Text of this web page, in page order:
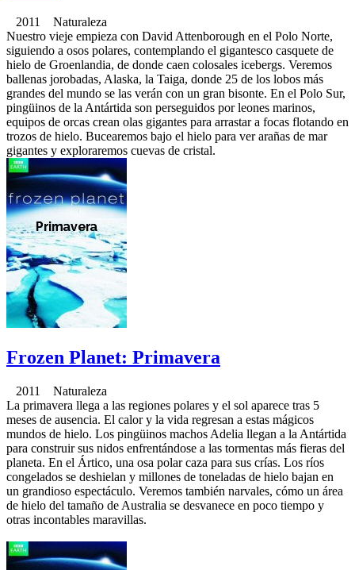
2011 Naturaleza
Nuestro vieje empieza con David Attenborough en el Polo Norte,
siguiendo a osos polares, contemplando el gigantesco casquete de
hielo de Groenlandia, de donde caen colosales icebergs. Veremos
ballenas jorobadas, Alaska, la Taiga, donde 25 de los lobos más
grandes del mundo se las verán con un gran bisonte. En el Polo Sur,
pingüinos de la Antártida son perseguidos por leones marinos,
equipos de orcas crean olas gigantes para arrastar a focas flotando en
trozos de hielo. Bucearemos bajo el hielo para ver arañas de mar
gigantes y exploraremos cuevas de cristal.
Frozen Planet: Primavera
2011 Naturaleza
La primavera llega a las regiones polares y el sol aparece tras 5
meses de ausencia. El calor y la vida regresan a estas mágicos
mundos de hielo. Los pingüinos machos Adelia llegan a la Antártida
para construir sus nidos enfrentándose a las tormentas más fieras del
planeta. En el Ártico, una osa polar caza para sus crías. Los ríos
congelados se deshielan y millones de toneladas de hielo bajan en
un grandioso espectáculo. Veremos también narvales, cómo un área
de hielo del tamaño de Australia se desvanece en poco tiempo y
otras incontables maravillas.